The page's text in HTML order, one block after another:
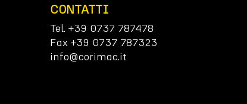
CONTATTI
Tel. +39 0737 787478
Fax +39 0737 787323
info@corimac.it